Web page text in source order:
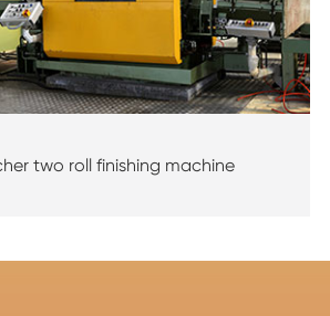
two roll finishing machine